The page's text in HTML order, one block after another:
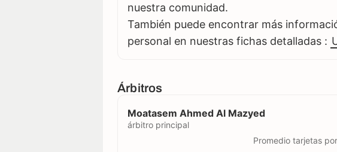
nuestra comunidad.
También puede encontrar más
personal en nuestras fichas detalladas :
Árbitros
Moatasem Ahmed Al Mazyed
árbitro principal
Promedio tarjetas